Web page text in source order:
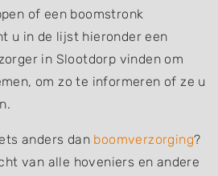
of een boomstronk
u in de lijst hieronder een
in Slootdorp vinden om
om zo te informeren of ze u
anders dan boomverzorging?
van alle hoveniers en andere